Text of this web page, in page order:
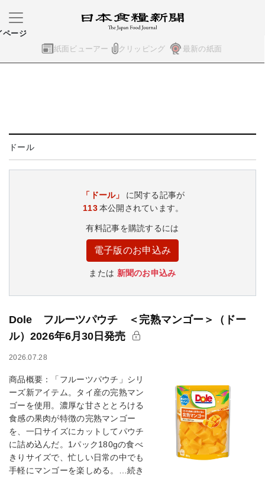
紙面ビューアー クリッピング 最新の紙面
ページ
ドール
「ドール」
に関する記事が
113本公開されています。
有料記事を購読するには
電子版のお申込み
または 新聞のお申込み
Dole フルーツパウチ ＜完熟マンゴー＞（ドー
ル）2026年6月30日発売
2026.07.28
商品概要：「フルーツパウチ」シリ
ーズ新アイテム。タイ産の完熟マン
ゴーを使用。濃厚な甘さととろける
食感の果肉が特徴の完熟マンゴー
を、一口サイズにカットしてパウチ
に詰め込んだ。1パック180gの食べ
きりサイズで、忙しい日常の中でも
手軽にマンゴーを楽しめる。…続き